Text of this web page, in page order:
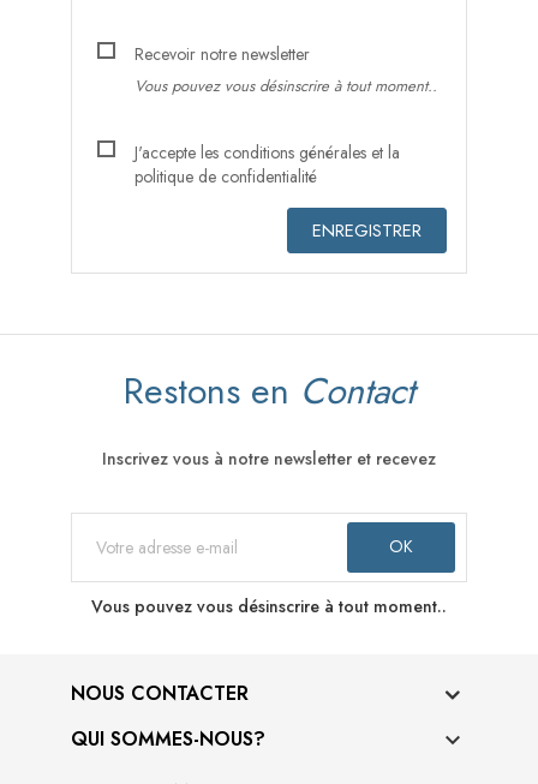
Recevoir notre newsletter
Vous pouvez vous désinscrire à tout moment..
J'accepte les conditions générales et la
politique de confidentialité
ENREGISTRER
Restons en Contact
Inscrivez vous à notre newsletter et recevez
Vous pouvez vous désinscrire à tout moment..
NOUS CONTACTER
QUI SOMMES-NOUS?
